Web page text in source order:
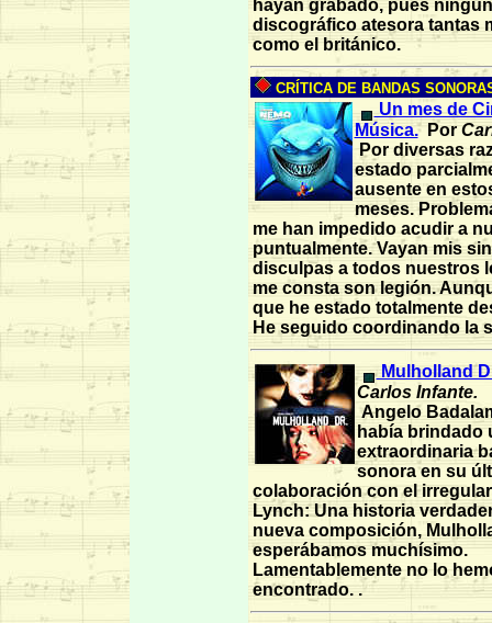
hayan grabado, pues
discográfico atesora tantas
como el británico.
CRÍTICA DE BANDAS
Un mes de
Música.
Por
Por diversas
estado
ausente en
meses.
me han impedido acudir a
puntualmente. Vayan mis
disculpas a todos nuestros
me consta son legión.
que he estado totalmente
He seguido coordinando la
Mulholland
Carlos Infante.
Angelo
había brindado
extraordinaria
sonora en su
colaboración con el
Lynch: Una historia
nueva composición,
esperábamos muchísimo.
Lamentablemente no lo
encontrado. .